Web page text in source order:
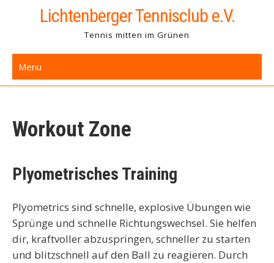
Lichtenberger Tennisclub e.V.
Tennis mitten im Grünen
Menu
Workout Zone
Plyometrisches Training
Plyometrics sind schnelle, explosive Übungen wie
Sprünge und schnelle Richtungswechsel. Sie helfen
dir, kraftvoller abzuspringen, schneller zu starten
und blitzschnell auf den Ball zu reagieren. Durch